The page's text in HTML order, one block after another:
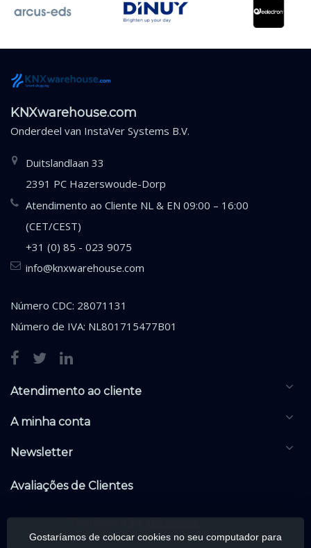
KNXwarehouse.com
Onderdeel van InstaVer Systems B.V.
Duitslandlaan 33
2391 PC Hazerswoude-Dorp
Atendimento ao Cliente NL & EN 09:00 – 16:00
(CET/CEST)
+31 (0) 85 - 023 9075
info@knxwarehouse.com
Número CDC: 28071131
Número de IVA: NL801715477B01
Atendimento ao cliente
A minha conta
Newsletter
Avaliações de Clientes
Gostaríamos de colocar cookies no seu computador para